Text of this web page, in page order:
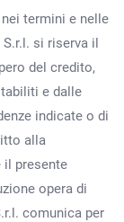
termini e nelle
si riserva il
del credito,
e dalle
indicate o di
alla
il presente
opera di
comunica per